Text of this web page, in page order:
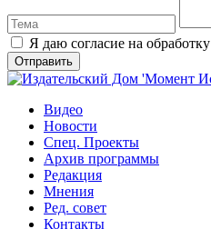
Я даю согласие на обработку
Видео
Новости
Спец. Проекты
Архив программы
Редакция
Мнения
Ред. совет
Контакты